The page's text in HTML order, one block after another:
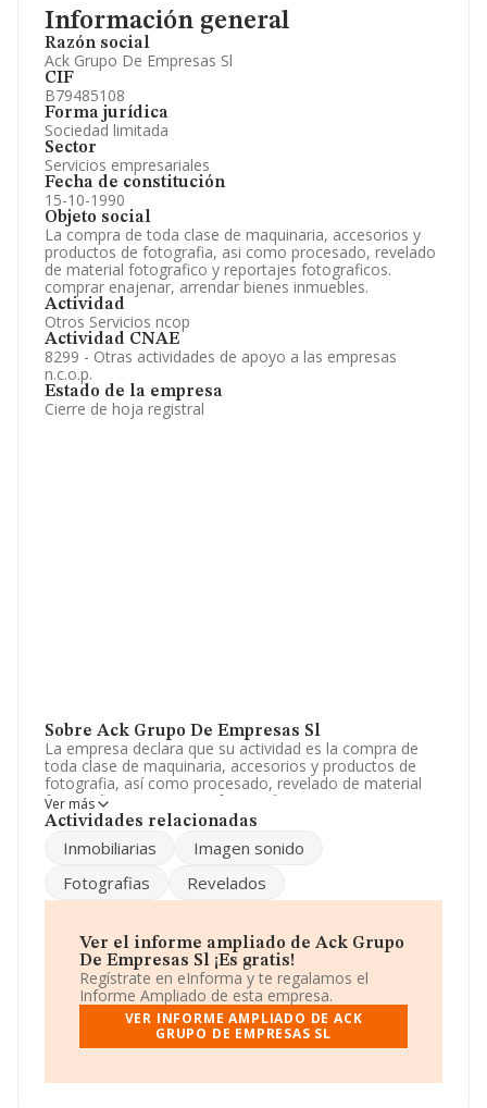
Información general
Razón social
Ack Grupo De Empresas Sl
CIF
B79485108
Forma jurídica
Sociedad limitada
Sector
Servicios empresariales
Fecha de constitución
15-10-1990
Objeto social
La compra de toda clase de maquinaria, accesorios y
productos de fotografia, asi como procesado, revelado
de material fotografico y reportajes fotograficos.
comprar enajenar, arrendar bienes inmuebles.
Actividad
Otros Servicios ncop
Actividad CNAE
8299 - Otras actividades de apoyo a las empresas
n.c.o.p.
Estado de la empresa
Cierre de hoja registral
Sobre Ack Grupo De Empresas Sl
La empresa declara que su actividad es la compra de
toda clase de maquinaria, accesorios y productos de
fotografia, así como procesado, revelado de material
fotografico y reportajes fotograficos. comprar enajenar,
arrendar bienes inmuebles. La empresa es una Sociedad
actividades de apoyo a las empresas n.c.o.p.', código
exteriores.
con CIF B79485108, tiene su domicilio social
establecido en Calle Principe De Vergara núm. 136 1,
(28002), en el municipio de Madrid, Madrid.
En base a la información de la que dispone INFORMA
sobre 24.816 compañías, en el ámbito nacional la
facturación alcanza la cifra de 12.793 millones de euros
euros de ventas. En cuanto a la información relativa a la
Ver más
Actividades relacionadas
Inmobiliarias
Imagen sonido
Fotografias
Revelados
Ver el informe ampliado de Ack Grupo
De Empresas Sl ¡Es gratis!
Regístrate en eInforma y te regalamos el
Informe Ampliado de esta empresa.
VER INFORME AMPLIADO DE ACK
GRUPO DE EMPRESAS SL
Información oficial y registral complementaria.